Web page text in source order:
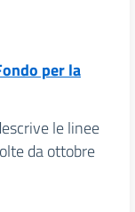
per la
le linee
da ottobre